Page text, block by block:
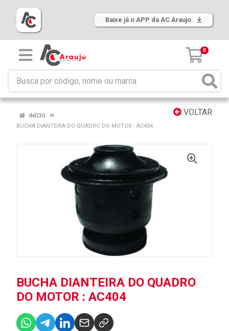
Baixe já o APP da AC Araujo
0
VOLTAR
INÍCIO
BUCHA DIANTEIRA DO QUADRO DO MOTOR : AC404
BUCHA DIANTEIRA DO QUADRO
DO MOTOR : AC404